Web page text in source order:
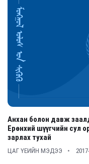
Анхан болон давж
Ерөнхий шүүгчийн сул
зарлах тухай
ЦАГ ҮЕИЙН МЭДЭЭ